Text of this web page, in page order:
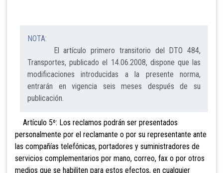
NOTA:
El artículo primero transitorio del DTO 484,
Transportes, publicado el 14.06.2008, dispone que las
modificaciones introducidas a la presente norma,
entrarán en vigencia seis meses después de su
publicación.
Artículo 5º: Los reclamos podrán ser presentados
personalmente por el reclamante o por su representante ante
las compañías telefónicas, portadores y suministradores de
servicios complementarios por mano, correo, fax o por otros
medios que se habiliten para estos efectos, en cualquier